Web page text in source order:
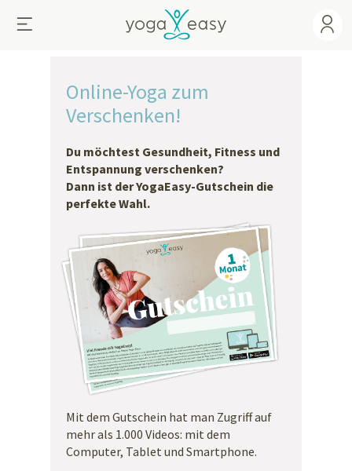
Online-Yoga zum
Verschenken!
Du möchtest Gesundheit, Fitness und
Entspannung verschenken?
Dann ist der YogaEasy-Gutschein die
perfekte Wahl.
Mit dem Gutschein hat man Zugriff auf
mehr als 1.000 Videos: mit dem
Computer, Tablet und Smartphone.